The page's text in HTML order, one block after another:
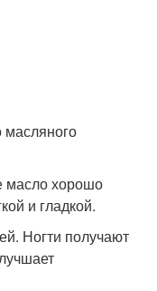
масляного
масло хорошо
и гладкой.
Ногти получают